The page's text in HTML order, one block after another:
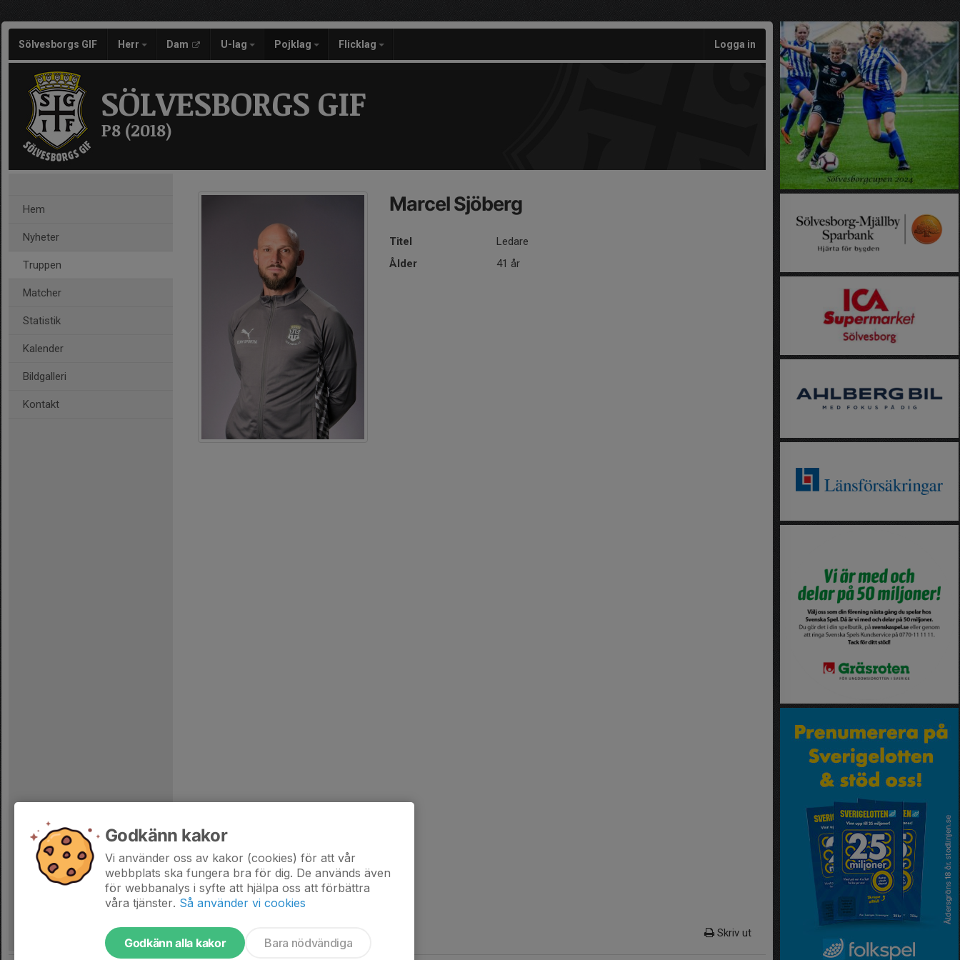
Sölvesborgs GIF Herr Dam U-lag Pojklag Flicklag Logga in
SÖLVESBORGS GIF
P8 (2018)
Hem
Nyheter
Truppen
Matcher
Statistik
Kalender
Bildgalleri
Kontakt
Marcel Sjöberg
Titel
Ledare
Ålder
41 år
Skriv ut
Godkänn kakor
Vi använder oss av kakor (cookies) för att vår
webbplats ska fungera bra för dig. De används även
för webbanalys i syfte att hjälpa oss att förbättra
våra tjänster. Så använder vi cookies
Godkänn alla kakor Bara nödvändiga